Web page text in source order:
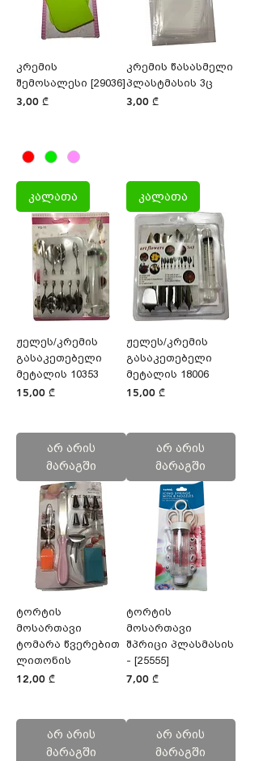
კრემის
შემოსალესი [29036]
Price
3,00 ₾
კალათა
კრემის წასასმელი
პლასტმასის 3ც
Price
3,00 ₾
კალათა
ჟელეს/კრემის
გასაკეთებელი
მეტალის 10353
Price
15,00 ₾
არ არის
მარაგში
ჟელეს/კრემის
გასაკეთებელი
მეტალის 18006
Price
15,00 ₾
არ არის
მარაგში
ტორტის
მოსართავი
ტომარა წვერებით
ლითონის
Price
12,00 ₾
არ არის
მარაგში
ტორტის
მოსართავი
შპრიცი პლასმასის
- [25555]
Price
7,00 ₾
არ არის
მარაგში